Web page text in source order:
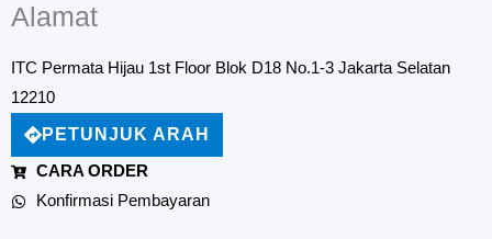
Alamat
ITC Permata Hijau 1st Floor Blok D18 No.1-3 Jakarta Selatan
12210
PETUNJUK ARAH
CARA ORDER
Konfirmasi Pembayaran